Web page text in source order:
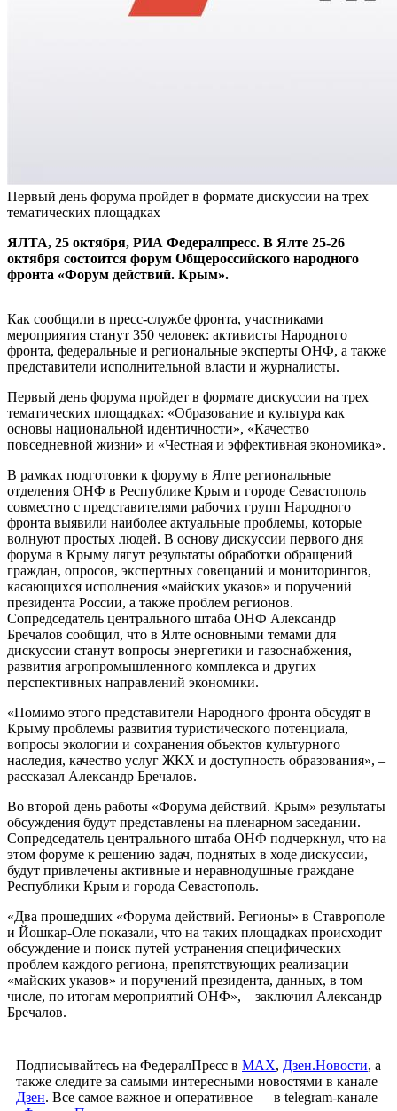
Первый день форума пройдет в формате дискуссии на трех
тематических площадках
ЯЛТА, 25 октября, РИА Федералпресс. В Ялте 25-26
октября состоится форум Общероссийского народного
фронта «Форум действий. Крым».
Как сообщили в пресс-службе фронта, участниками
мероприятия станут 350 человек: активисты Народного
фронта, федеральные и региональные эксперты ОНФ, а также
представители исполнительной власти и журналисты.
Первый день форума пройдет в формате дискуссии на трех
тематических площадках: «Образование и культура как
основы национальной идентичности», «Качество
повседневной жизни» и «Честная и эффективная экономика».
В рамках подготовки к форуму в Ялте региональные
отделения ОНФ в Республике Крым и городе Севастополь
совместно с представителями рабочих групп Народного
фронта выявили наиболее актуальные проблемы, которые
волнуют простых людей. В основу дискуссии первого дня
форума в Крыму лягут результаты обработки обращений
граждан, опросов, экспертных совещаний и мониторингов,
касающихся исполнения «майских указов» и поручений
президента России, а также проблем регионов.
Сопредседатель центрального штаба ОНФ Александр
Бречалов сообщил, что в Ялте основными темами для
дискуссии станут вопросы энергетики и газоснабжения,
развития агропромышленного комплекса и других
перспективных направлений экономики.
«Помимо этого представители Народного фронта обсудят в
Крыму проблемы развития туристического потенциала,
вопросы экологии и сохранения объектов культурного
наследия, качество услуг ЖКХ и доступность образования», –
рассказал Александр Бречалов.
Во второй день работы «Форума действий. Крым» результаты
обсуждения будут представлены на пленарном заседании.
Сопредседатель центрального штаба ОНФ подчеркнул, что на
этом форуме к решению задач, поднятых в ходе дискуссии,
будут привлечены активные и неравнодушные граждане
Республики Крым и города Севастополь.
«Два прошедших «Форума действий. Регионы» в Ставрополе
и Йошкар-Оле показали, что на таких площадках происходит
обсуждение и поиск путей устранения специфических
проблем каждого региона, препятствующих реализации
«майских указов» и поручений президента, данных, в том
числе, по итогам мероприятий ОНФ», – заключил Александр
Бречалов.
Подписывайтесь на ФедералПресс в МАХ, Дзен.Новости, а
также следите за самыми интересными новостями в канале
Дзен. Все самое важное и оперативное — в telegram-канале